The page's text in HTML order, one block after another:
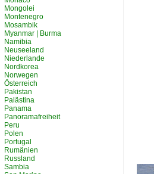
Mongolei
Montenegro
Mosambik
Myanmar | Burma
Namibia
Neuseeland
Niederlande
Nordkorea
Norwegen
Österreich
Pakistan
Palästina
Panama
Panoramafreiheit
Peru
Polen
Portugal
Rumänien
Russland
Sambia